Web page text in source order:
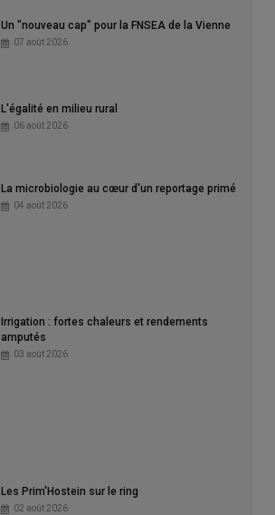
Un "nouveau cap" pour la FNSEA de la Vienne
07 août 2026
L'égalité en milieu rural
06 août 2026
La microbiologie au cœur d'un reportage primé
04 août 2026
Irrigation : fortes chaleurs et rendements
amputés
03 août 2026
Les Prim'Hostein sur le ring
02 août 2026